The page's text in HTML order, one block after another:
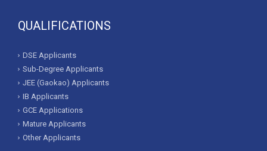
QUALIFICATIONS
DSE Applicants
Sub-Degree Applicants
JEE (Gaokao) Applicants
IB Applicants
GCE Applications
Mature Applicants
Other Applicants